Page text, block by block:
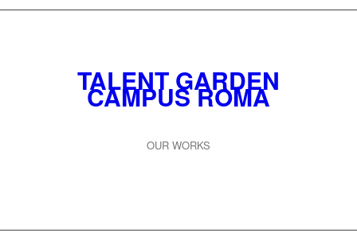
TALENT GARDEN
CAMPUS ROMA
OUR WORKS